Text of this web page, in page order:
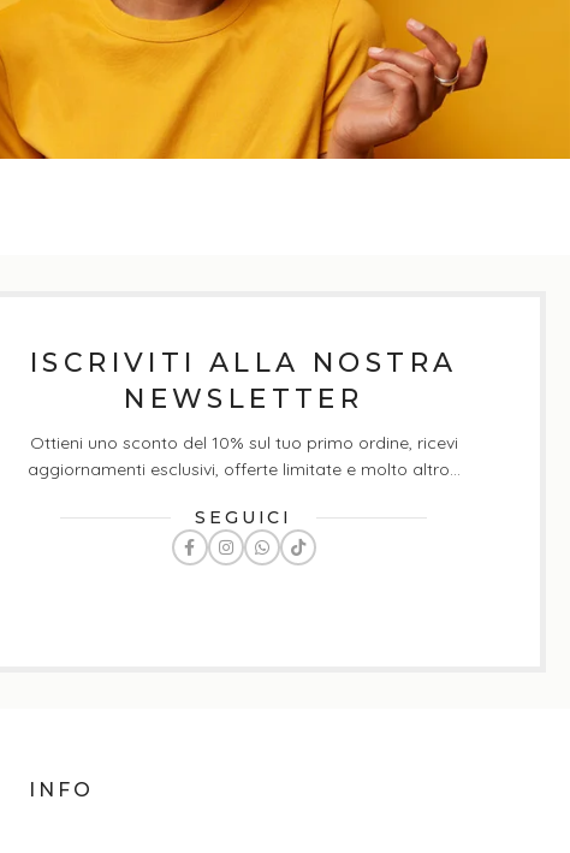
ISCRIVITI ALLA NOSTRA
NEWSLETTER
Ottieni uno sconto del 10% sul tuo primo ordine, ricevi
aggiornamenti esclusivi, offerte limitate e molto altro...
SEGUICI
INFO